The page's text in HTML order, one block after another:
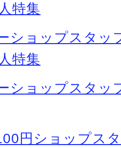
特集
ショップスタッ
特集
ショップスタッ
円ショップス